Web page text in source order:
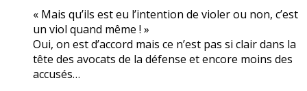
« Mais qu’ils est eu l’intention de violer ou non, c’est
un viol quand même ! »
Oui, on est d’accord mais ce n’est pas si clair dans la
tête des avocats de la défense et encore moins des
accusés…